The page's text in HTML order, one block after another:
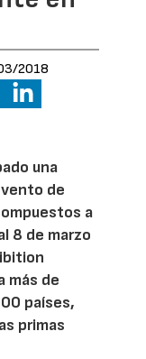
2018
una
de
a
8 de marzo
más de
países,
primas